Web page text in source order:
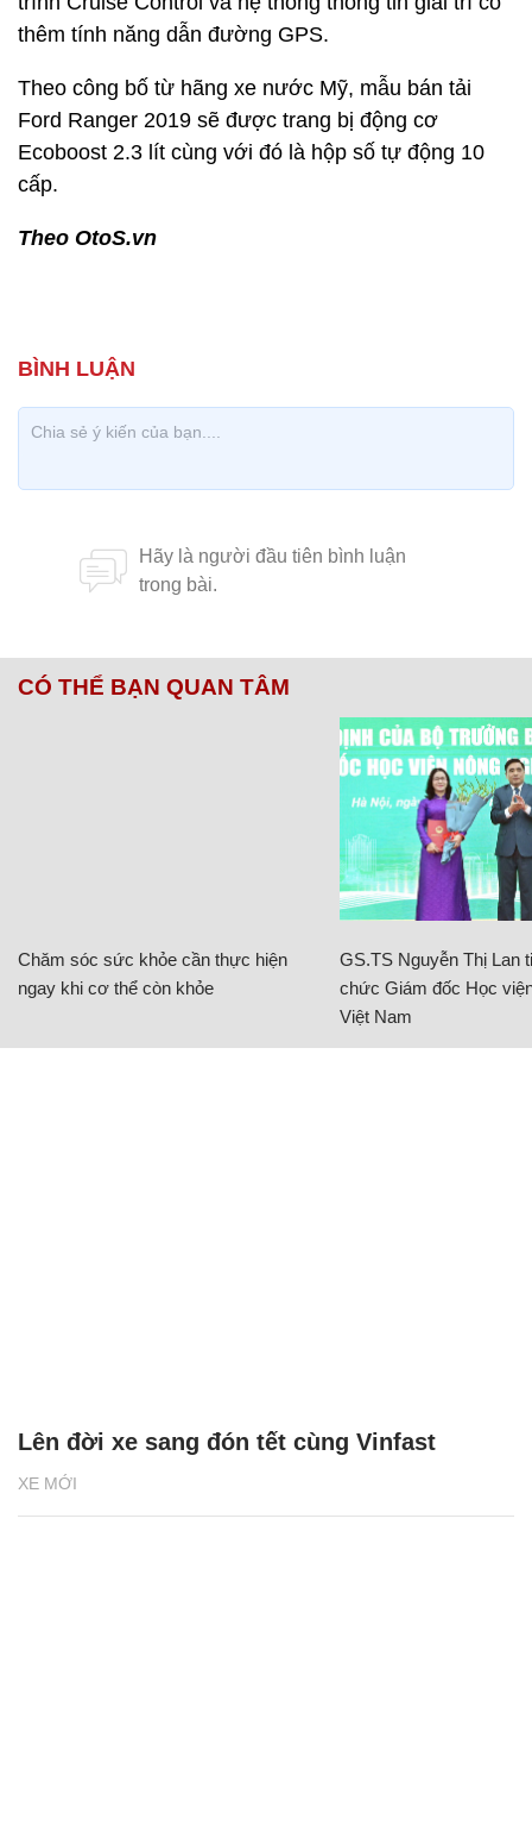
thêm tính năng dẫn đường GPS.
Theo công bố từ hãng xe nước Mỹ, mẫu bán tải
Ford Ranger 2019 sẽ được trang bị động cơ
Ecoboost 2.3 lít cùng với đó là hộp số tự động 10
cấp.
Theo OtoS.vn
CÓ THỂ BẠN QUAN TÂM
Chăm sóc sức khỏe cần thực hiện
ngay khi cơ thể còn khỏe
GS.TS Nguyễn Thị Lan
chức Giám đốc Học
Việt Nam
XE MỚI
Lên đời xe sang đón tết cùng Vinfast